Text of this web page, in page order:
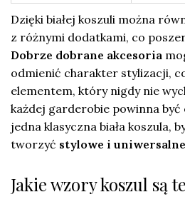
Dzięki białej koszuli można
z różnymi dodatkami, co
Dobrze dobrane akcesoria
odmienić charakter stylizacji,
elementem, który nigdy nie
każdej garderobie powinna
jedna klasyczna biała koszula,
tworzyć stylowe i
Jakie wzory koszul są